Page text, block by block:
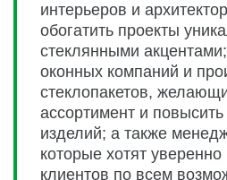
интерьеров и
обогатить проекты
стеклянными
оконных компаний и
стеклопакетов,
ассортимент и
изделий; а также
которые хотят уверенно
клиентов по всем